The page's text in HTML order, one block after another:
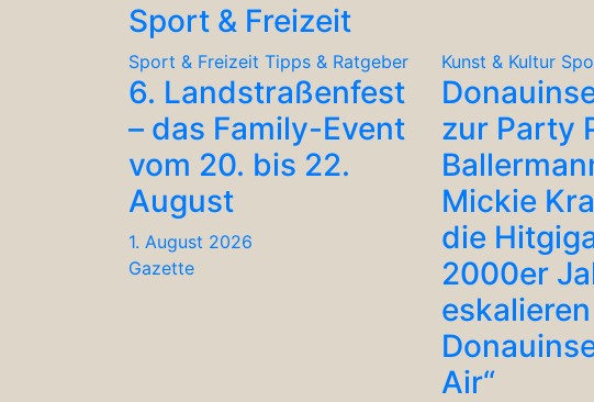
Sport & Freizeit
Sport & Freizeit Tipps & Ratgeber
6. Landstraßenfest
– das Family-Event
vom 20. bis 22.
August
1. August 2026
Gazette
Kunst & Kultur
zur Party
Mickie
die
2000er
Air“